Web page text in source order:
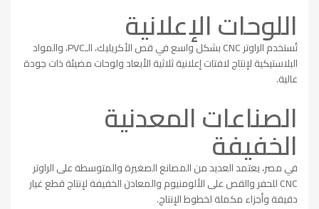
اللوحات الإعلانية
تُستخدم الراوتر CNC بشكل واسع في قص الأكريليك، الـPVC، والمواد
البلاستيكية لإنتاج لافتات إعلانية ثلاثية الأبعاد ولوحات مضيئة ذات جودة
عالية.
الصناعات المعدنية
الخفيفة
في مصر، يعتمد العديد من المصانع الصغيرة والمتوسطة على الراوتر
CNC للحفر والقص على الألومنيوم والمعادن الخفيفة لإنتاج قطع غيار
دقيقة وأجزاء مكملة لخطوط الإنتاج.